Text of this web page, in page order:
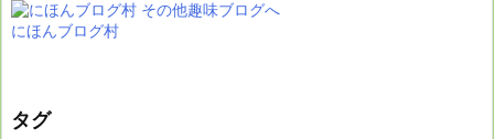
にほんブログ村
タグ